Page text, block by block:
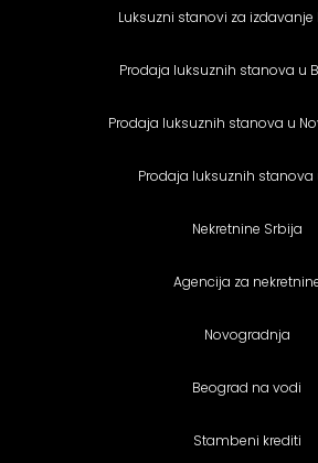
Luksuzni stanovi za izdavanje
Prodaja luksuznih stanova u
Prodaja luksuznih stanova u
Prodaja luksuznih stanova
Nekretnine Srbija
Agencija za
Novogradnja
Beograd na vodi
Stambeni krediti